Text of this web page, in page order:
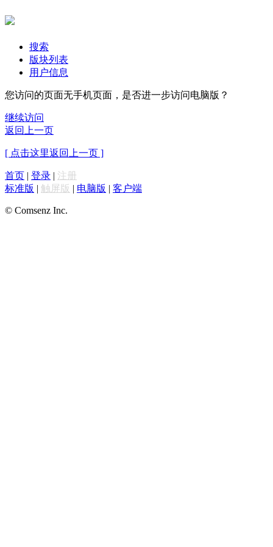
搜索
版块列表
用户信息
您访问的页面无手机页面，是否进一步访问电脑版？
继续访问
返回上一页
[ 点击这里返回上一页 ]
首页 | 登录 | 注册
标准版 | 触屏版 | 电脑版 | 客户端
© Comsenz Inc.